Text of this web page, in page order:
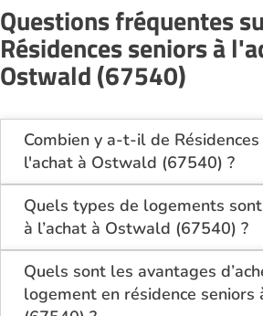
Questions fréquentes
Résidences seniors à
Ostwald (67540)
Combien y a-t-il de
l'achat à Ostwald (67540) ?
Sur le site Logement-
actuellement 1 Résidences
Ostwald (67540).
Quels types de logements
à l’achat à Ostwald (67540) ?
Les résidences seniors à
proposent en général des
T3, conçus pour le confort et la
Quels sont les avantages
logement en résidence seniors